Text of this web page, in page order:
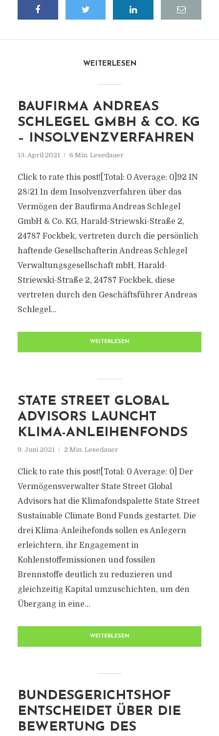
WEITERLESEN
BAUFIRMA ANDREAS
SCHLEGEL GMBH & CO. KG
– INSOLVENZVERFAHREN
13. April 2021 6 Min. Lesedauer
Click to rate this post![Total: 0 Average: 0]92 IN
28/21 In dem Insolvenzverfahren über das
Vermögen der Baufirma Andreas Schlegel
GmbH & Co. KG, Harald-Striewski-Straße 2,
24787 Fockbek, vertreten durch die persönlich
haftende Gesellschafterin Andreas Schlegel
Verwaltungsgesellschaft mbH, Harald-
Striewski-Straße 2, 24787 Fockbek, diese
vertreten durch den Geschäftsführer Andreas
Schlegel...
WEITERLESEN
STATE STREET GLOBAL
ADVISORS LAUNCHT
KLIMA-ANLEIHENFONDS
9. Juni 2021 2 Min. Lesedauer
Click to rate this post![Total: 0 Average: 0] Der
Vermögensverwalter State Street Global
Advisors hat die Klimafondspalette State Street
Sustainable Climate Bond Funds gestartet. Die
drei Klima-Anleihefonds sollen es Anlegern
erleichtern, ihr Engagement in
Kohlenstoffemissionen und fossilen
Brennstoffe deutlich zu reduzieren und
gleichzeitig Kapital umzuschichten, um den
Übergang in eine...
WEITERLESEN
BUNDESGERICHTSHOF
ENTSCHEIDET ÜBER DIE
BEWERTUNG DES